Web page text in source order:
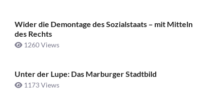
Wider die Demontage des Sozialstaats – mit Mitteln
des Rechts
1260 Views
Unter der Lupe: Das Marburger Stadtbild
1173 Views